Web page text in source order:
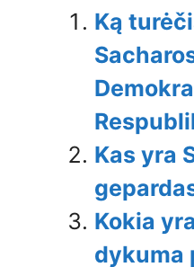
Ką
Kas yra
Kokia
dykuma